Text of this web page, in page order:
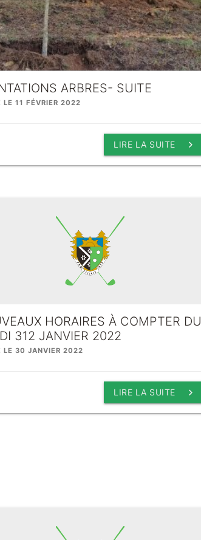
ARBRES- SUITE
LE 11 FÉVRIER 2022
keyboard_arrow_right
LIRE LA SUITE
HORAIRES À COMPTER DU
312 JANVIER 2022
LE 30 JANVIER 2022
keyboard_arrow_right
LIRE LA SUITE